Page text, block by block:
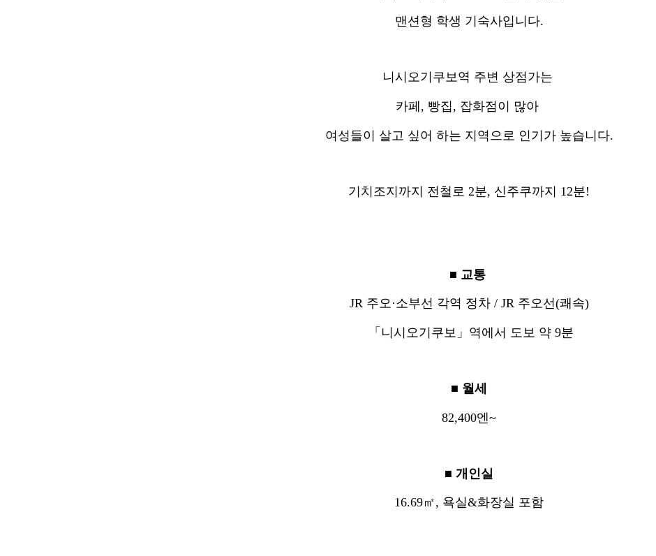
맨션형 학생 기숙사입니다.
니시오기쿠보역 주변 상점가는
카페, 빵집, 잡화점이 많아
여성들이 살고 싶어 하는 지역으로 인기가 높습니다.
기치조지까지 전철로 2분, 신주쿠까지 12분!
■ 교통
JR 주오·소부선 각역 정차 / JR 주오선(쾌속)
「니시오기쿠보」역에서 도보 약 9분
■ 월세
82,400엔~
■ 개인실
16.69㎡, 욕실&화장실 포함